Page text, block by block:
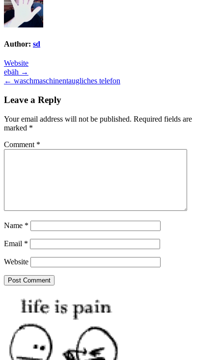
Author: sd
Website
Post
navigation
ebäh →
← waschmaschinentaugliches telefon
Leave a Reply
Your email address will not be published. Required fields are
marked *
Comment *
Name *
Email *
Website